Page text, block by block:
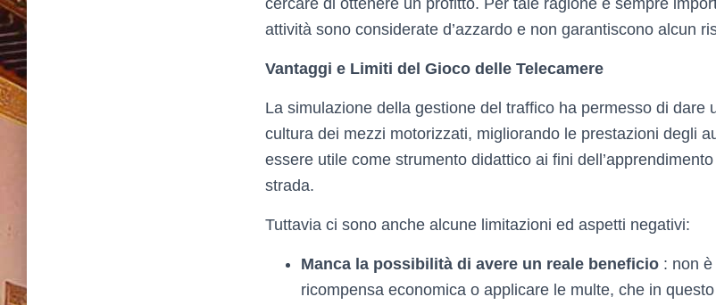
cercare di ottenere un profitto. Per tale ragione è sempre
attività sono considerate d’azzardo e non garantiscono alcun
Vantaggi e Limiti del Gioco delle Telecamere
La simulazione della gestione del traffico ha permesso di dare
cultura dei mezzi motorizzati, migliorando le prestazioni degli
essere utile come strumento didattico ai fini
strada.
Tuttavia ci sono anche alcune limitazioni ed aspetti negativi:
Manca la possibilità di avere un reale beneficio : non
ricompensa economica o applicare le multe, che in